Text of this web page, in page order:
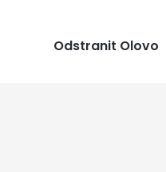
Odstranit Olovo